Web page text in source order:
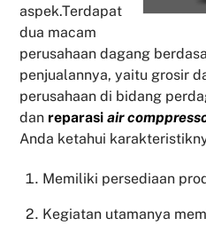
aspek.Terdapat
dua macam
perusahaan dagang
penjualannya, yaitu grosir
perusahaan di bidang
dan reparasiair
Anda ketahui
Memiliki persediaan
Kegiatan utamanya